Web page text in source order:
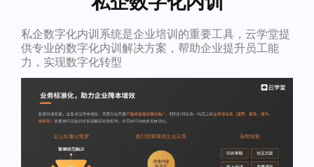
私企数字化内训系统是企业培训的重要工具，云学堂提
供专业的数字化内训解决方案，帮助企业提升员工能
力，实现数字化转型